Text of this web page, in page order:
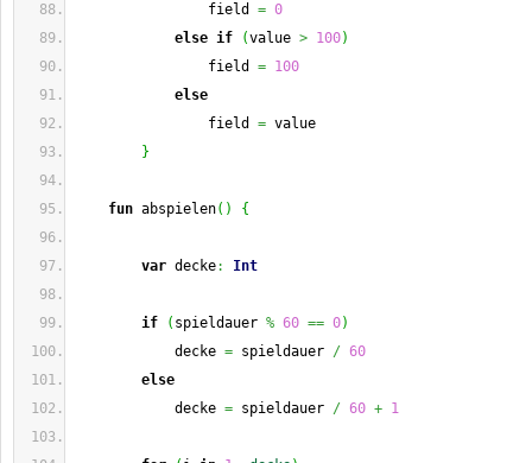
field = 0
else if (value > 100)
field = 100
else
field = value
}
fun abspielen( ) {
var decke: Int
if ( spieldauer % 60 == 0)
decke = spieldauer / 60
else
decke = spieldauer / 60 + 1